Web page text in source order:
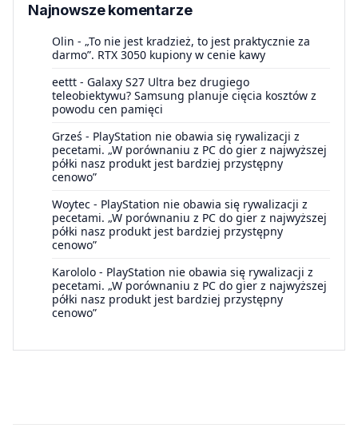
Najnowsze komentarze
Olin - „To nie jest kradzież, to jest praktycznie za
darmo”. RTX 3050 kupiony w cenie kawy
eettt - Galaxy S27 Ultra bez drugiego
teleobiektywu? Samsung planuje cięcia kosztów z
powodu cen pamięci
Grześ - PlayStation nie obawia się rywalizacji z
pecetami. „W porównaniu z PC do gier z najwyższej
półki nasz produkt jest bardziej przystępny
cenowo”
Woytec - PlayStation nie obawia się rywalizacji z
pecetami. „W porównaniu z PC do gier z najwyższej
półki nasz produkt jest bardziej przystępny
cenowo”
Karololo - PlayStation nie obawia się rywalizacji z
pecetami. „W porównaniu z PC do gier z najwyższej
półki nasz produkt jest bardziej przystępny
cenowo”